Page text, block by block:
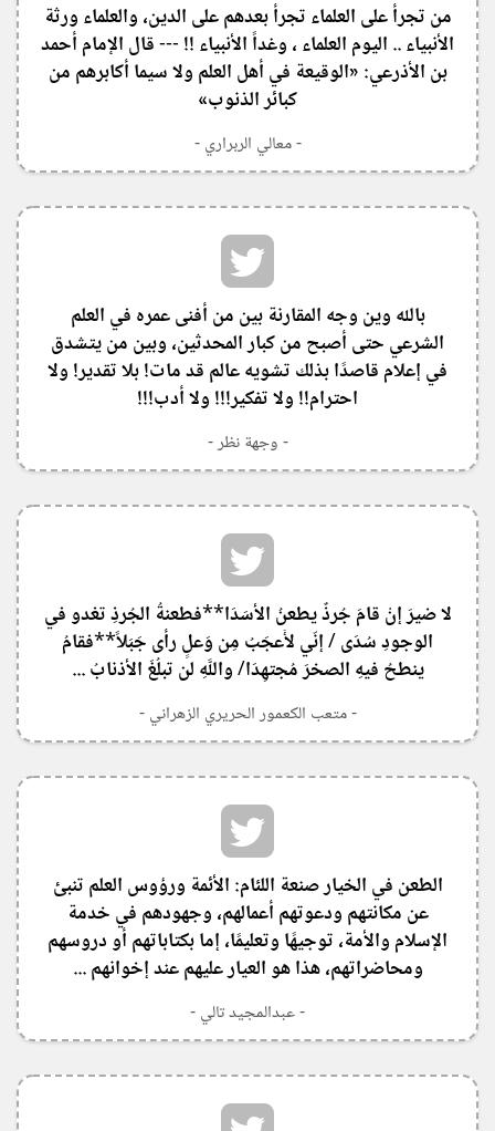
‏من تجرأ على العلماء تجرأ بعدهم على الدين، والعلماء ورثة
الأنبياء .. اليوم العلماء ، وغداً الأنبياء !! --- قال الإمام أحمد
بن الأذرعي: «الوقيعة في أهل العلم ولا سيما أكابرهم من
كبائر الذنوب»
- معالي الربراري -
بالله وين وجه المقارنة بين من أفنى عمره في العلم
الشرعي حتى أصبح من كبار المحدثين، وبين من يتشدق
في إعلام قاصدًا بذلك تشويه عالم قد مات! بلا تقدير! ولا
احترام!! ولا تفكير!!! ولا أدب!!!
- وجهة نظر -
لا ضيرَ إنْ قامَ جُرذٌ يطعنُ الأسَدَا**فطعنةُ الجُرذِ تغدو في
الوجودِ سُدَى / إنّي لأَعجَبُ مِن وَعلٍ رأى جَبَلاً**فقامُ
ينطحُ فيهِ الصخرَ مُجتهِدَا/ واللَّهِ لن تبلُغَ الأذنابُ ...
- متعب الكعمور الحريري الزهراني -
الطعن في الخيار صنعة اللئام: الأئمة ورؤوس العلم تنبئ
عن مكانتهم ودعوتهم أعمالهم، وجهودهم في خدمة
الإسلام والأمة، توجيهًا وتعليمًا، إما بكتاباتهم أو دروسهم
ومحاضراتهم، هذا هو العيار عليهم عند إخوانهم ...
- عبدالمجيد تالي -